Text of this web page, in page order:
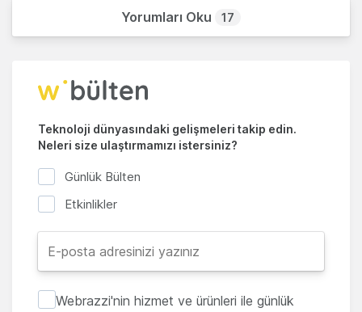
Yorumları Oku 17
Teknoloji dünyasındaki gelişmeleri takip edin.
Neleri size ulaştırmamızı istersiniz?
Günlük Bülten
Etkinlikler
Webrazzi'nin hizmet ve ürünleri ile günlük